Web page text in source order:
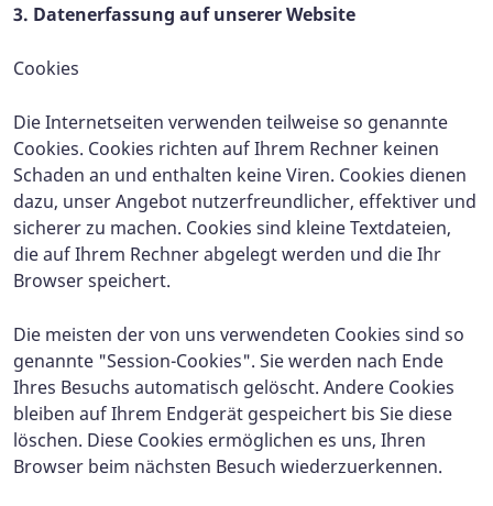
3. Datenerfassung auf unserer Website
Cookies
Die Internetseiten verwenden teilweise so genannte
Cookies. Cookies richten auf Ihrem Rechner keinen
Schaden an und enthalten keine Viren. Cookies dienen
dazu, unser Angebot nutzerfreundlicher, effektiver und
sicherer zu machen. Cookies sind kleine Textdateien,
die auf Ihrem Rechner abgelegt werden und die Ihr
Browser speichert.
Die meisten der von uns verwendeten Cookies sind so
genannte "Session-Cookies". Sie werden nach Ende
Ihres Besuchs automatisch gelöscht. Andere Cookies
bleiben auf Ihrem Endgerät gespeichert bis Sie diese
löschen. Diese Cookies ermöglichen es uns, Ihren
Browser beim nächsten Besuch wiederzuerkennen.